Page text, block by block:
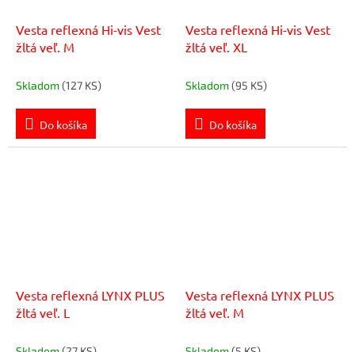
Vesta reflexná Hi-vis Vest
žltá veľ. M
Skladom(127 KS)
Do košíka
Vesta reflexná Hi-vis Vest
žltá veľ. XL
Skladom(95 KS)
Do košíka
Vesta reflexná LYNX PLUS
žltá veľ. L
Vesta reflexná LYNX PLUS
žltá veľ. M